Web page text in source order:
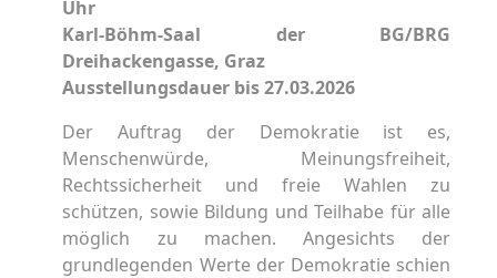
Uhr
Karl-Böhm-Saal der BG/BRG
Dreihackengasse, Graz
Ausstellungsdauer bis 27.03.2026
Der Auftrag der Demokratie ist es,
Menschenwürde, Meinungsfreiheit,
Rechtssicherheit und freie Wahlen zu
schützen, sowie Bildung und Teilhabe für alle
möglich zu machen. Angesichts der
grundlegenden Werte der Demokratie schien